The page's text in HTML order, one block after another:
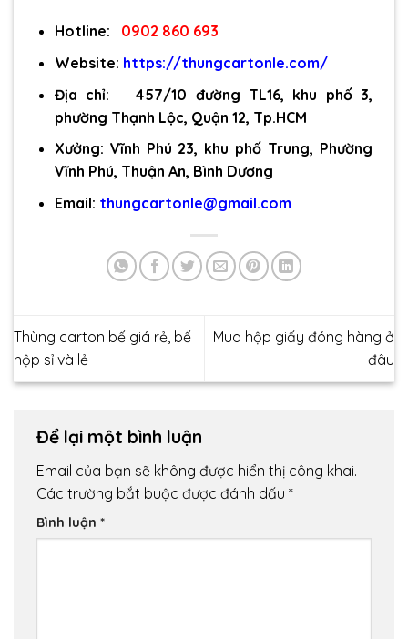
Hotline: 0902 860 693
Website: https://thungcartonle.com/
Địa chỉ: 457/10 đường TL16, khu phố 3,
phường Thạnh Lộc, Quận 12, Tp.HCM
Xưởng: Vĩnh Phú 23, khu phố Trung, Phường
Vĩnh Phú, Thuận An, Bình Dương
Email: thungcartonle@gmail.com
Thùng carton bế giá rẻ, bế
hộp sỉ và lẻ
Mua hộp giấy đóng hàng ở
đâu
Để lại một bình luận
Email của bạn sẽ không được hiển thị công khai.
Các trường bắt buộc được đánh dấu *
Bình luận *